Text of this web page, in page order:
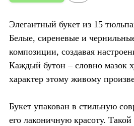
Элегантный букет из 15
Белые, сиреневые и
композиции, создавая
Каждый бутон – словно мазок
характер этому живому
Букет упакован в стильную
его лаконичную красоту.